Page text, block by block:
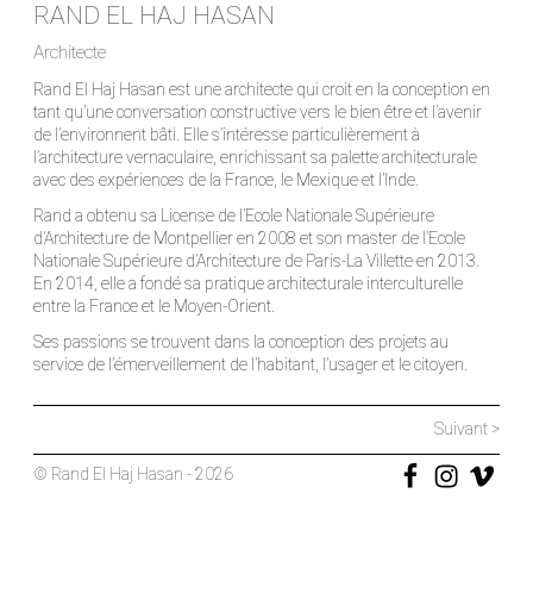
RAND EL HAJ HASAN
Architecte
Rand El Haj Hasan est une architecte qui croit en la conception en
tant qu’une conversation constructive vers le bien être et l’avenir
de l’environnent bâti. Elle s’intéresse particulièrement à
l’architecture vernaculaire, enrichissant sa palette architecturale
avec des expériences de la France, le Mexique et l’Inde.
Rand a obtenu sa License de l’Ecole Nationale Supérieure
d’Architecture de Montpellier en 2008 et son master de l’Ecole
Nationale Supérieure d’Architecture de Paris-La Villette en 2013.
En 2014, elle a fondé sa pratique architecturale interculturelle
entre la France et le Moyen-Orient.
Ses passions se trouvent dans la conception des projets au
service de l’émerveillement de l’habitant, l’usager et le citoyen.
Suivant >
© Rand El Haj Hasan - 2026